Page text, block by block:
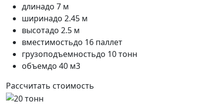
длинадо 7 м
ширинадо 2.45 м
высотадо 2.5 м
вместимостьдо 16 паллет
грузоподъемностьдо 10 тонн
объемдо 40 м3
Рассчитать стоимость